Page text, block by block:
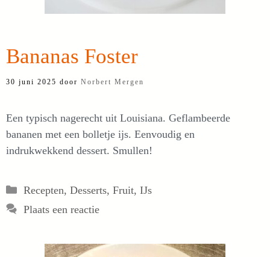
Bananas Foster
30 juni 2025 door Norbert Mergen
Een typisch nagerecht uit Louisiana. Geflambeerde
bananen met een bolletje ijs. Eenvoudig en
indrukwekkend dessert. Smullen!
Categorieën
Recepten, Desserts, Fruit, IJs
Plaats een reactie